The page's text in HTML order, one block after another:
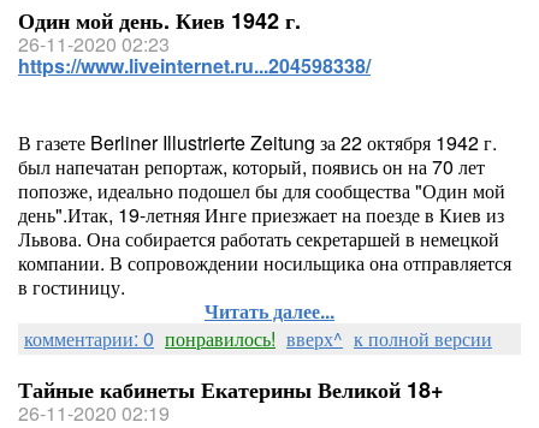
Один мой день. Киев 1942 г.
26-11-2020 02:23
https://www.liveinternet.ru...204598338/
В газете Berliner Illustrierte Zeitung за 22 октября 1942 г.
был напечатан репортаж, который, появись он на 70 лет
попозже, идеально подошел бы для сообщества "Один мой
день".Итак, 19-летняя Инге приезжает на поезде в Киев из
Львова. Она собирается работать секретаршей в немецкой
компании. В сопровождении носильщика она отправляется
в гостиницу.
Читать далее...
комментарии: 0 понравилось! вверх^ к полной версии
Тайные кабинеты Екатерины Великой 18+
26-11-2020 02:19